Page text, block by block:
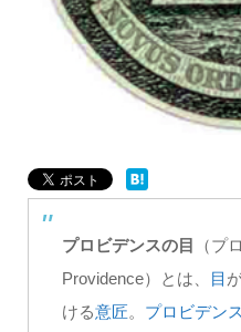
プロビデンスの目 （プ
Providence）とは、 目
ける意匠。 プロビデンス